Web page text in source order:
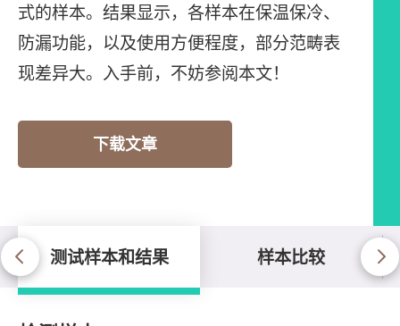
式的样本。结果显示，各样本在保温保冷、
防漏功能，以及使用方便程度，部分范畴表
现差异大。入手前，不妨参阅本文！
下载文章
测试样本和结果 样本比较
测试样本和结果